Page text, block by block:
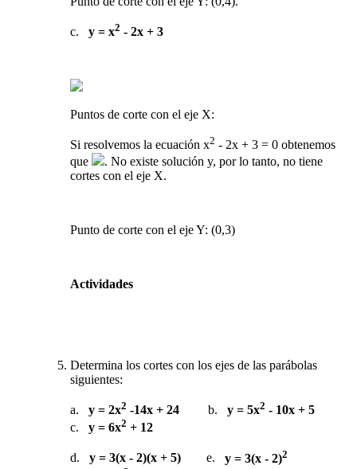
c. y = x2 - 2x + 3
Puntos de corte con el eje X:
Si resolvemos la ecuación x2 - 2x + 3 = 0 obtenemos
que
. No existe solución y, por lo tanto, no tiene
cortes con el eje X.
Punto de corte con el eje Y: (0,3)
Actividades
Determina los cortes con los ejes de las parábolas
siguientes:
a. y = 2x2 -14x + 24 b. y = 5x2 - 10x + 5
c. y = 6x2 + 12
d. y = 3(x - 2)(x + 5) e. y = 3(x - 2)2